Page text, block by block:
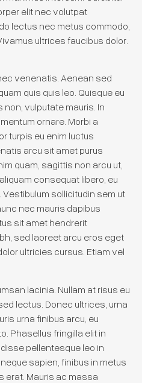
elit nec volutpat
lectus nec metus commodo,
ultrices faucibus dolor.
venenatis. Aenean sed
quis quis leo. Quisque eu
vulputate mauris. In
ornare. Morbi a
turpis eu enim luctus
arcu sit amet purus
quam, sagittis non arcu ut,
consequat libero, eu
sollicitudin sem ut
nec mauris dapibus
sit amet hendrerit
sed laoreet arcu eros eget
ultricies cursus. Etiam vel
lacinia. Nullam at risus eu
lectus. Donec ultrices, urna
urna finibus arcu, eu
Phasellus fringilla elit in
pellentesque leo in
sapien, finibus in metus
erat. Mauris ac massa